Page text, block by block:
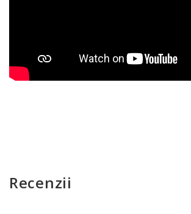
Recenzii